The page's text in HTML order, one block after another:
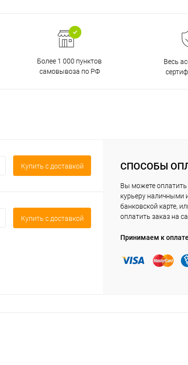
Более 1 000 пунктов
самовывоза по РФ
Весь
Купить c доставкой
Купить c доставкой
СПОСОБЫ
Вы можете оплатить
курьеру наличными
банковской карте,
оплатить заказ на
Принимаем к